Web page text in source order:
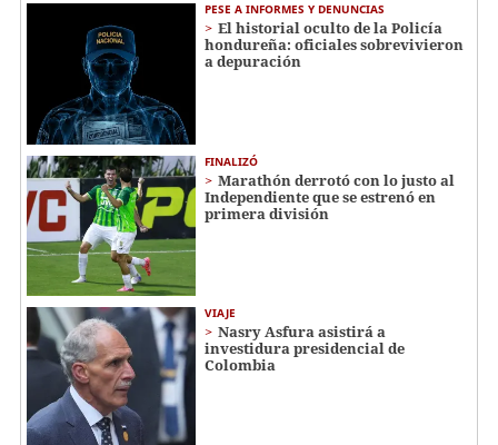
PESE A INFORMES Y DENUNCIAS
El historial oculto de la Policía
hondureña: oficiales sobrevivieron
a depuración
FINALIZÓ
Marathón derrotó con lo justo al
Independiente que se estrenó en
primera división
VIAJE
Nasry Asfura asistirá a
investidura presidencial de
Colombia